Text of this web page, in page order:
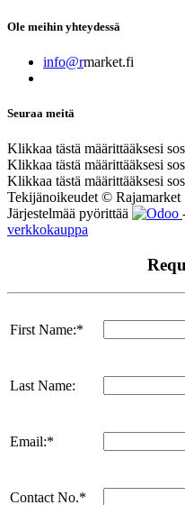
Ole meihin yhteydessä
info@rmarket.fi
Seuraa meitä
Klikkaa tästä määrittääksesi
Klikkaa tästä määrittääksesi
Klikkaa tästä määrittääksesi
Tekijänoikeudet © Rajamarket
Järjestelmää pyörittää
verkkokauppa
First Name:*
Last Name:
Email:*
Contact No.*